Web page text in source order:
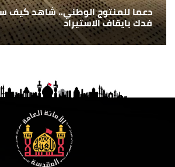
دعما للمنتوج الوطني.. شاهد كيف
فدك بايقاف الاستيراد